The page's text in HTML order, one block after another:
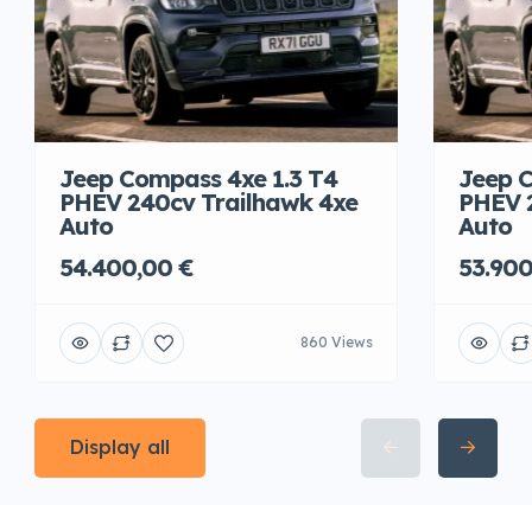
Jeep Compass 4xe 1.3 T4
PHEV 240cv Trailhawk 4xe
Auto
54.400,00 €
860 Views
Jeep
Auto
Display all